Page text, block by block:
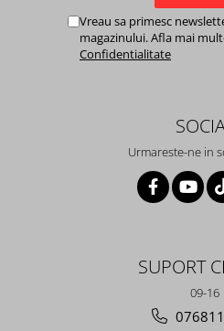
Vreau sa primesc
magazinului. Afla mai
Confidentialitate
Urmareste-ne in
SUPORT
09-16